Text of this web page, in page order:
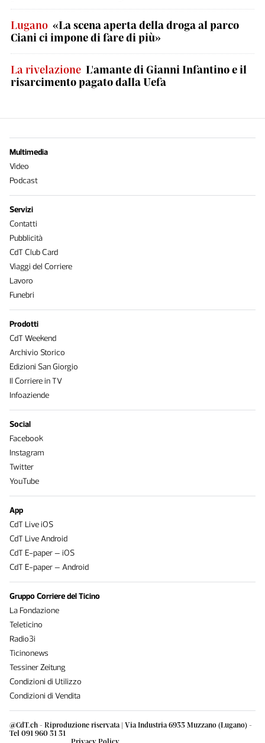
Lugano «La scena aperta della droga al parco
Ciani ci impone di fare di più»
La rivelazione L'amante di Gianni Infantino e il
risarcimento pagato dalla Uefa
@CdT.ch - Riproduzione riservata | Via Industria 6933 Muzzano (Lugano) -
Tel 091 960 31 31
Privacy Policy
Multimedia
Video
Podcast
Servizi
Contatti
Pubblicità
CdT Club Card
Viaggi del Corriere
Lavoro
Funebri
Prodotti
CdT Weekend
Archivio Storico
Edizioni San Giorgio
Il Corriere in TV
Infoaziende
Social
Facebook
Instagram
Twitter
YouTube
App
CdT Live iOS
CdT Live Android
CdT E-paper – iOS
CdT E-paper – Android
Gruppo Corriere del Ticino
La Fondazione
Teleticino
Radio3i
Ticinonews
Tessiner Zeitung
Condizioni di Utilizzo
Condizioni di Vendita